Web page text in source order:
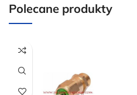
Polecane produkty
dla wszystkich
internetowym o wartości
Oferta